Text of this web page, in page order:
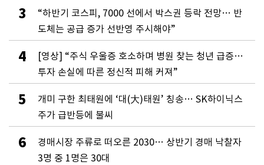
3
“하반기 코스피, 7000 선에서 박스권 등락 전망… 반
도체는 공급 증가 선반영 주시해야”
4
[영상] “주식 우울증 호소하며 병원 찾는 청년 급증…
투자 손실에 따른 정신적 피해 커져”
5
개미 구한 최태원에 ‘대(大)태원’ 칭송… SK하이닉스
주가 급반등에 불씨
6
경매시장 주류로 떠오른 2030… 상반기 경매 낙찰자
3명 중 1명은 30대